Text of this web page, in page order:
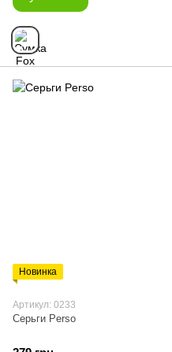
Новинка
Артикул: 0233
Серьги Perso